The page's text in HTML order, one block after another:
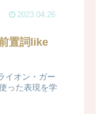
2023.04.26
置詞like
イオン・ガー
った表現を学